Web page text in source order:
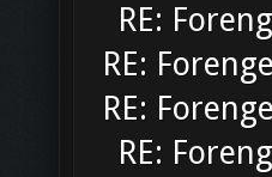
RE:
RE:
RE:
RE: